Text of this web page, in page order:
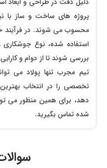
پروژه‌ های ساخت و ساز
محسوب می ‌شوند. در فرآیند
استفاده شده، نوع
بررسی شوند تا از دوام و
تیم مجرب تنها پولاد می
تخصصی را در انتخاب بهترین
دهد، برای همین منظور می
شده تماس بگیرید.